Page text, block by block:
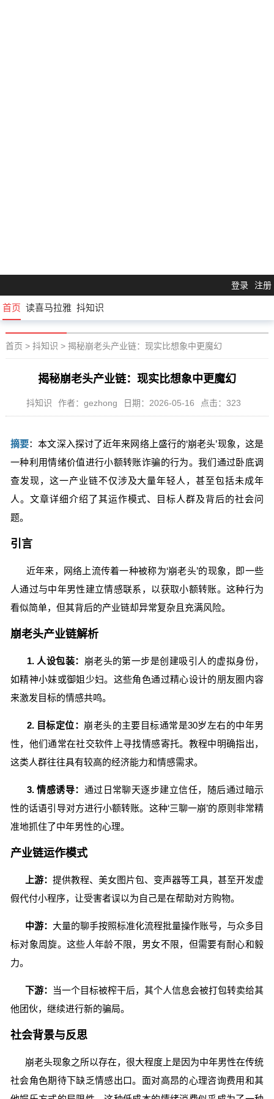
登录 注册
首页 读喜马拉雅 抖知识
首页 > 抖知识 > 揭秘崩老头产业链：现实比想象中更魔幻
揭秘崩老头产业链：现实比想象中更魔幻
抖知识 作者：gezhong 日期：2026-05-16 点击：323
摘要：本文深入探讨了近年来网络上盛行的‘崩老头’现象，这是
一种利用情绪价值进行小额转账诈骗的行为。我们通过卧底调
查发现，这一产业链不仅涉及大量年轻人，甚至包括未成年
人。文章详细介绍了其运作模式、目标人群及背后的社会问
题。
引言
近年来，网络上流传着一种被称为‘崩老头’的现象，即一些
人通过与中年男性建立情感联系，以获取小额转账。这种行为
看似简单，但其背后的产业链却异常复杂且充满风险。
崩老头产业链解析
1. 人设包装： 崩老头的第一步是创建吸引人的虚拟身份，
如精神小妹或御姐少妇。这些角色通过精心设计的朋友圈内容
来激发目标的情感共鸣。
2. 目标定位： 崩老头的主要目标通常是30岁左右的中年男
性，他们通常在社交软件上寻找情感寄托。教程中明确指出，
这类人群往往具有较高的经济能力和情感需求。
3. 情感诱导： 通过日常聊天逐步建立信任，随后通过暗示
性的话语引导对方进行小额转账。这种‘三聊一崩’的原则非常精
准地抓住了中年男性的心理。
产业链运作模式
上游： 提供教程、美女图片包、变声器等工具，甚至开发虚
假代付小程序，让受害者误以为自己是在帮助对方购物。
中游： 大量的聊手按照标准化流程批量操作账号，与众多目
标对象周旋。这些人年龄不限，男女不限，但需要有耐心和毅
力。
下游：
当一个目标被榨干后，其个人信息会被打包转卖给其
他团伙，继续进行新的骗局。
社会背景与反思
崩老头现象之所以存在，很大程度上是因为中年男性在传统
社会角色期待下缺乏情感出口。面对高昂的心理咨询费用和其